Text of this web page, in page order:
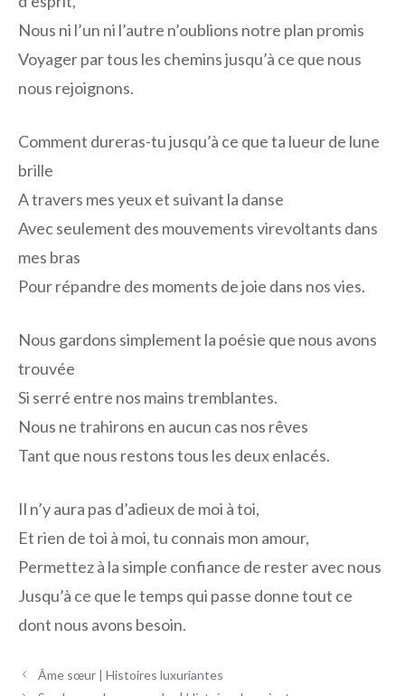
Nous ni l’un ni l’autre n’oublions notre plan promis
Voyager par tous les chemins jusqu’à ce que nous
nous rejoignons.
Comment dureras-tu jusqu’à ce que ta lueur de lune
brille
A travers mes yeux et suivant la danse
Avec seulement des mouvements virevoltants dans
mes bras
Pour répandre des moments de joie dans nos vies.
Nous gardons simplement la poésie que nous avons
trouvée
Si serré entre nos mains tremblantes.
Nous ne trahirons en aucun cas nos rêves
Tant que nous restons tous les deux enlacés.
Il n’y aura pas d’adieux de moi à toi,
Et rien de toi à moi, tu connais mon amour,
Permettez à la simple confiance de rester avec nous
Jusqu’à ce que le temps qui passe donne tout ce
dont nous avons besoin.
Navigation
des
Âme sœur | Histoires luxuriantes